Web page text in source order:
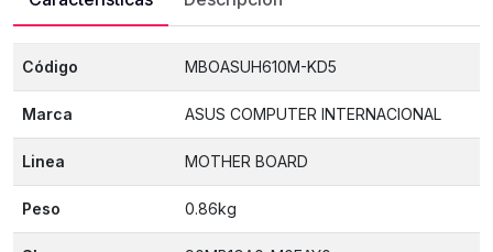
Código MBOASUH610M-KD5
Marca ASUS COMPUTER INTERNACIONAL
Linea MOTHER BOARD
Peso 0.86kg